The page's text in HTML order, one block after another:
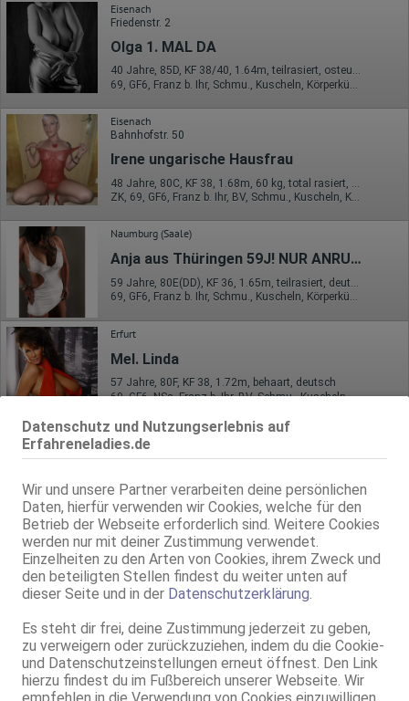
Datenschutz und Nutzungserlebnis auf
Erfahreneladies.de
Wir und unsere Partner verarbeiten deine persönlichen
Daten, hierfür verwenden wir Cookies, welche für den
Betrieb der Webseite erforderlich sind. Weitere Cookies
werden nur mit deiner Zustimmung verwendet.
Einzelheiten zu den Arten von Cookies, ihrem Zweck und
den beteiligten Stellen findest du weiter unten auf
dieser Seite und in der Datenschutzerklärung
Es steht dir frei, deine Zustimmung jederzeit zu geben,
zu verweigern oder zurückzuziehen, indem du die Cookie-
und Datenschutzeinstellungen erneut öffnest. Den Link
hierzu findest du im Fußbereich unserer Webseite. Wir
empfehlen in die Verwendung von Cookies einzuwilligen,
Eisenach
Friedenstr. 2
Olga 1. MAL DA
40 Jahre, 85D, KF 38/40, 1.64m, teilrasiert, osteuropäisch
Eisenach
Bahnhofstr. 50
Irene ungarische Hausfrau
ZK, 69, GF6, Franz b. Ihr, BV, Schmu., Kuscheln, Körperküs.
Naumburg (Saale)
Anja aus Thüringen 59J! NUR ANRUFE!
59 Jahre, 80E(DD), KF 36, 1.65m, teilrasiert, deutsch
69, GF6, Franz b. Ihr, Schmu., Kuscheln, Körperküs., FE
Erfurt
Mel. Linda
57 Jahre, 80F, KF 38, 1.72m, behaart, deutsch
69, GF6, NSa, Franz b. Ihr, BV, Schmu., Kuscheln, Körperküs.
Schmalkalden
Majka - NEUE NUMMER !
ZK, 69, Franz b. Ihr, BV, Schmu., Kuscheln, Körperküs., DSa
Weimar
Deutsche Judy*